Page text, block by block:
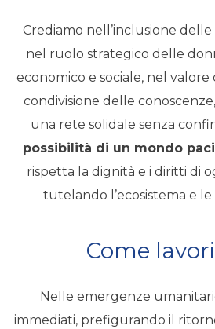
Crediamo nell’inclusione
nel ruolo strategico delle
economico e sociale, nel valore
condivisione delle
una rete solidale senza
possibilità di un mondo
rispetta la dignità e i diritti di
tutelando l’ecosistema e le
Come
Nelle emergenze
immediati, prefigurando il